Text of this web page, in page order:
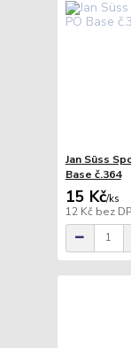
Jan Süss
Base č.364
15 Kč/ks
12 Kč bez